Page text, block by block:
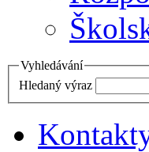
Vyhledávání
Hledaný výraz